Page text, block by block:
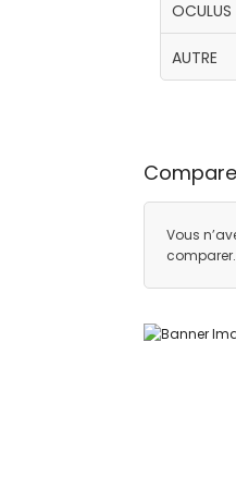
OCULUS
AUTRE
Vous
comparer.